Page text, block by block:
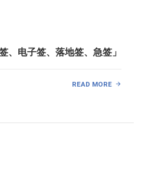
、电子签、落地签、急签」
READ MORE